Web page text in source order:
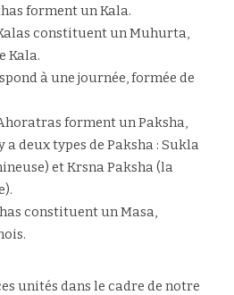
forment un Kala.
constituent un Muhurta,
Kala.
à une journée, formée de
forment un Paksha,
a deux types de Paksha : Sukla
et Krsna Paksha (la
constituent un Masa,
unités dans le cadre de notre